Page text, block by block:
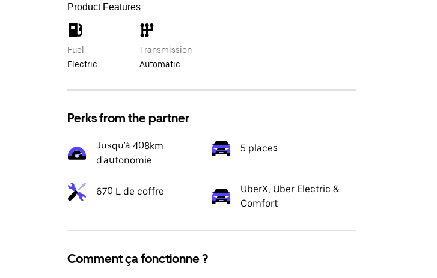
Product Features
Fuel
Electric
Transmission
Automatic
Perks from the partner
Jusqu'à 408km
d'autonomie
5 places
670 L de coffre
UberX, Uber Electric &
Comfort
Comment ça fonctionne ?